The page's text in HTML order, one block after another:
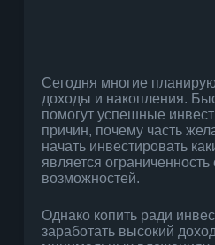
Сегодня многие
доходы и накопления.
помогут успешные
причин, почему часть
начать инвестировать
является
возможностей.
Однако копить ради
заработать высокий